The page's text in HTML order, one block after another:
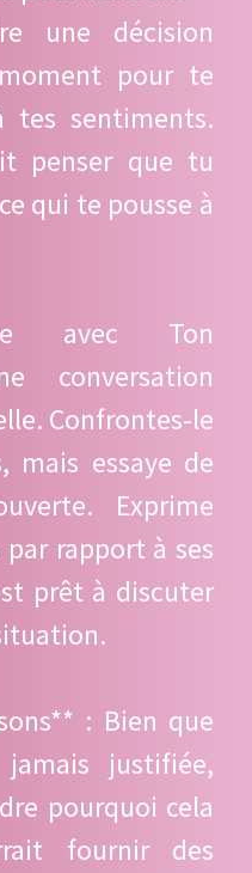
une décision
pour te
tes sentiments.
penser que tu
qui te pousse à
avec Ton
conversation
Confrontes-le
mais essaye de
Exprime
rapport à ses
prêt à discuter
: Bien que
justifiée,
pourquoi cela
fournir des